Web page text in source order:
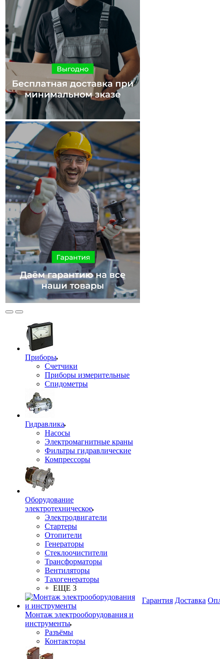
Приборы
Счетчики
Приборы измерительные
Спидометры
Гидравлика
Насосы
Электромагнитные краны
Фильтры гидравлические
Компрессоры
Оборудование
электротехническое
Электродвигатели
Стартеры
Отопители
Генераторы
Стеклоочистители
Трансформаторы
Вентиляторы
Тахогенераторы
+ ЕЩЕ 3
Монтаж электрооборудования и
инструменты
Разъёмы
Контакторы
Гарантия Доставка